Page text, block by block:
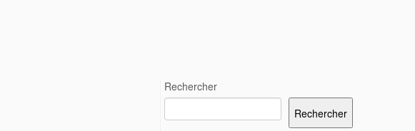
Rechercher
Rechercher